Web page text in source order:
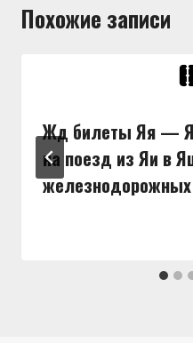
Похожие записи
Жд билеты Яя —
на поезд из Яи в
железнодорожных